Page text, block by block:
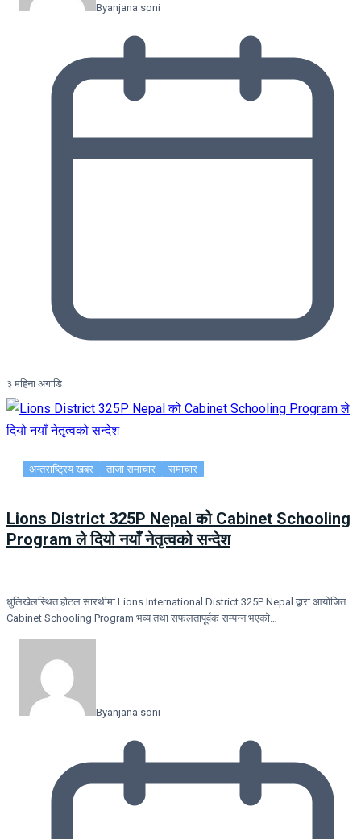
Byanjana soni
३ महिना अगाडि
अन्तराष्ट्रिय खबर ताजा समाचार समाचार
Lions District 325P Nepal को Cabinet Schooling
Program ले दियो नयाँ नेतृत्वको सन्देश
धुलिखेलस्थित होटल सारथीमा Lions International District 325P Nepal द्वारा आयोजित
Cabinet Schooling Program भव्य तथा सफलतापूर्वक सम्पन्न भएको…
Byanjana soni